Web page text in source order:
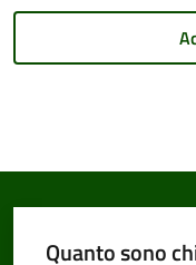
Quanto sono